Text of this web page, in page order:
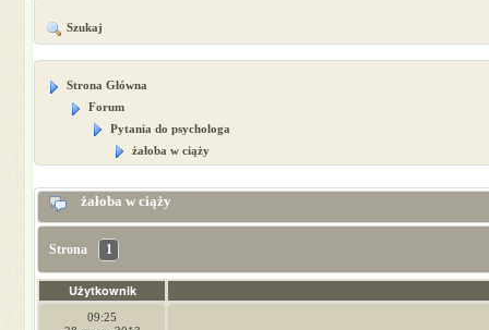
Szukaj
Strona Główna
Forum
Pytania do psychologa
żałoba w ciąży
żałoba w ciąży
Strona 1
Użytkownik
09:25